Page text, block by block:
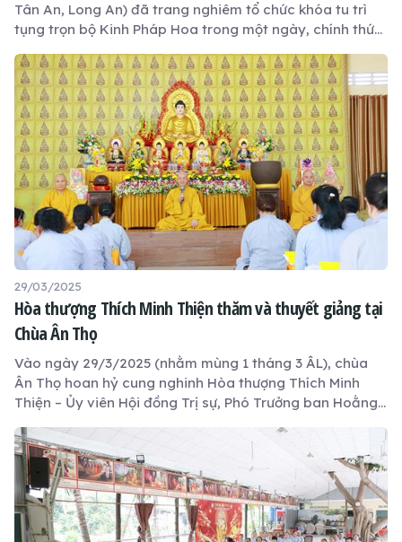
Tân An, Long An) đã trang nghiêm tổ chức khóa tu trì
tụng trọn bộ Kinh Pháp Hoa trong một ngày, chính thức
Vesak 2025. Đây cũng là khóa tu định kỳ hằng tháng
của chùa.
29/03/2025
Hòa thượng Thích Minh Thiện thăm và thuyết giảng tại
Chùa Ân Thọ
Vào ngày 29/3/2025 (nhằm mùng 1 tháng 3 ÂL), chùa
Ân Thọ hoan hỷ cung nghinh Hòa thượng Thích Minh
Thiện – Ủy viên Hội đồng Trị sự, Phó Trưởng ban Hoằng
An – quang lâm thăm và thuyết giảng cho Đạo tràng trì
tụng Kinh Địa Tạng và Từ Bi Thủy Sám.